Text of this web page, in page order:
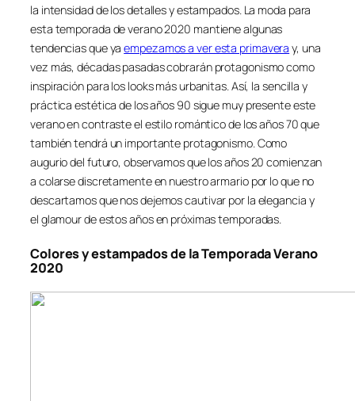
la intensidad de los detalles y estampados. La moda para
esta temporada de verano 2020 mantiene algunas
tendencias que yaempezamos a ver esta primavera y, una
vez más, décadas pasadas cobrarán protagonismo como
inspiración para los looks más urbanitas. Así, la sencilla y
práctica estética de los años 90 sigue muy presente este
verano en contraste el estilo romántico de los años 70 que
también tendrá un importante protagonismo. Como
augurio del futuro, observamos que los años 20 comienzan
a colarse discretamente en nuestro armario por lo que no
descartamos que nos dejemos cautivar por la elegancia y
el glamour de estos años en próximas temporadas.
Colores y estampados de la Temporada Verano
2020